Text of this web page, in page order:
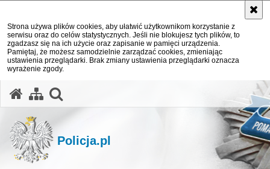
Strona używa plików cookies, aby ułatwić użytkownikom korzystanie z
serwisu oraz do celów statystycznych. Jeśli nie blokujesz tych plików, to
zgadzasz się na ich użycie oraz zapisanie w pamięci urządzenia.
Pamiętaj, że możesz samodzielnie zarządzać cookies, zmieniając
ustawienia przeglądarki. Brak zmiany ustawienia przeglądarki oznacza
wyrażenie zgody.
Policja.pl